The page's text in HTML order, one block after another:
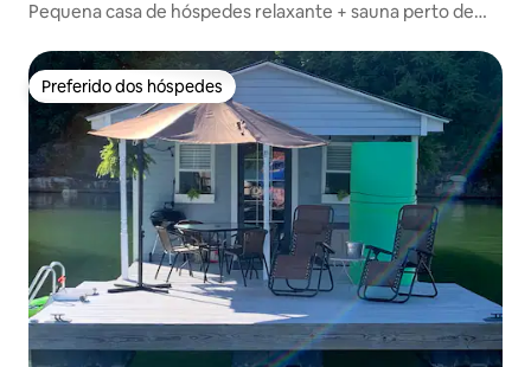
Pequena casa de hóspedes relaxante + sauna perto de
Preferido dos hóspedes
Preferido dos hóspedes